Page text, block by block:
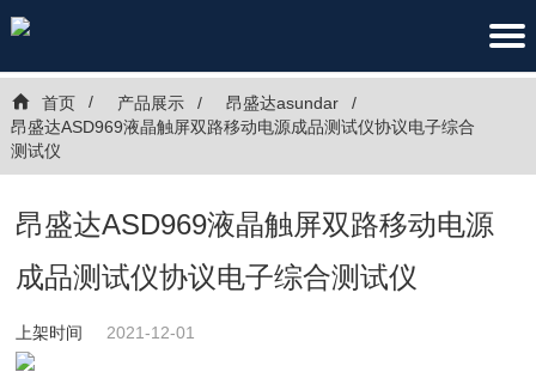
首页 产品展示
昂盛达asundar
昂盛达ASD969液晶触屏双路移动电源成品测试仪协议电子综合
测试仪
昂盛达ASD969液晶触屏双路移动电源
成品测试仪协议电子综合测试仪
上架时间 2021-12-01